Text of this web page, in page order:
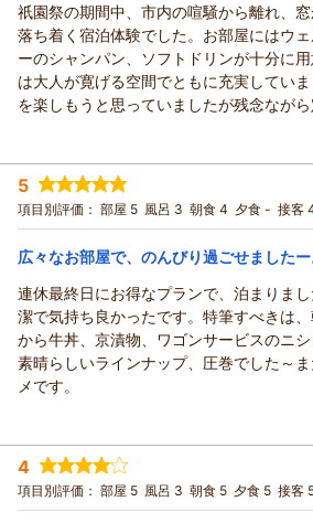
この度はザ・プリンス京都宝ヶ池をご利
ありがとうございました。ご滞在やクラ
らの景観をお楽しみいただけたとのこと
しく思っております。今後も快適で心地
しいただけますよう、サービス向上に努
祇園祭の期間中、市内の喧騒から離れ、
落ち着く宿泊体験でした。お部屋にはウ
ーのシャンパン、ソフトドリンが十分に
は大人が寛げる空間でともに充実してい
を楽しもうと思っていましたが残念なが
宿泊時期： 2026年07月宿泊 (夫婦旅行)
投稿者： あーちゃんさん
宿泊プラン： 【ベーシックレート】クラブフロ
朝食付き）貴船・大原への観光にもおすすめ！
宿泊価格帯： 14,001～15,000円(大人一人あたり/
ザ・プリンス 京都宝ヶ池、オートグラフコレ
この度はザ・プリンス京都宝ヶ池をご利
ありがとうございました。ご滞在やウェ
ブラウンジをお楽しみいただけたとのこ
嬉しく思っております。次回ご来館の際
て宝ヶ池をお楽しみいただければ幸いで
よいひとときをお過ごしいただけますよ
めてまいります。またのご来館を心より
ます。
5
項目別評価： 部屋 5 風呂 3 朝食 4 夕食 - 接客
広々なお部屋で、のんびり過ごせましたー
連休最終日にお得なプランで、泊まりま
潔で気持ち良かったです。特筆すべきは
から牛丼、京漬物、ワゴンサービスのニシ
素晴らしいラインナップ、圧巻でした～
メです。
宿泊時期： 2026年07月宿泊 (夫婦旅行)
投稿者： HORIEさん
宿泊プラン： 【じゃらんスペシャルウィーク】
特別ステイ～（朝食付き）
ツイン 朝のみ
4
項目別評価： 部屋 5 風呂 3 朝食 5 夕食 5 接客